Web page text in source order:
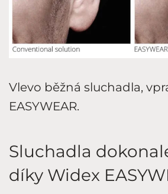
Vlevo běžná sluchadla,
EASYWEAR.
Sluchadla
díky Widex